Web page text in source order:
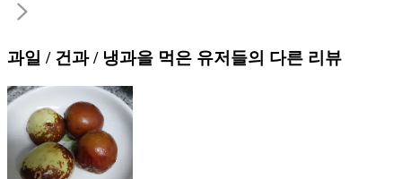
과일 / 건과 / 냉과을 먹은 유저들의 다른 리뷰